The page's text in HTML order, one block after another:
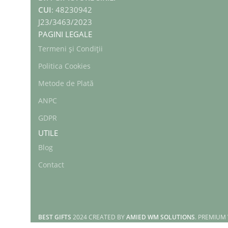
CUI: 48230942
J23/3463/2023
PAGINI LEGALE
Termeni și Condiții
Politica Cookies
Metode de Plată
ANPC
GDPR
UTILE
Blog
Contact
BEST GIFTS 2024 CREATED BYAMIED WM SOLUTIONS.